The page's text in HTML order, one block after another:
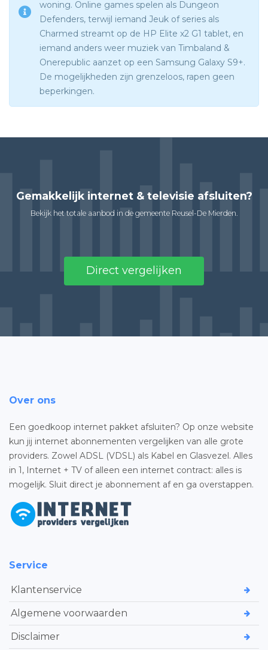
woning. Online games spelen als Dungeon
Defenders, terwijl iemand Jeuk of series als
Charmed streamt op de HP Elite x2 G1 tablet, en
iemand anders weer muziek van Timbaland &
Onerepublic aanzet op een Samsung Galaxy S9+.
De mogelijkheden zijn grenzeloos, rapen geen
beperkingen.
Gemakkelijk internet & televisie afsluiten?
Bekijk het totale aanbod in de gemeente Reusel-De Mierden.
Direct vergelijken
Over ons
Een goedkoop internet pakket afsluiten? Op onze website
kun jij internet abonnementen vergelijken van alle grote
providers. Zowel ADSL (VDSL) als Kabel en Glasvezel. Alles
in 1, Internet + TV of alleen een internet contract: alles is
mogelijk. Sluit direct je abonnement af en ga overstappen.
Service
Klantenservice
Algemene voorwaarden
Disclaimer